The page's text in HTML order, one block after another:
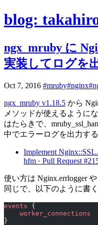
blog:
ngx_mruby に
実装してログを
Oct 7, 2016 #mruby#nginx
ngx_mruby v1.18.5 から
メソッドが使えるように
はたらきで、
中でエラーログを出力す
Implement
hfm · Pull Request
使い方は Nginx.errlogger や
同じで、以下のように書
events {
    worker_connections
}